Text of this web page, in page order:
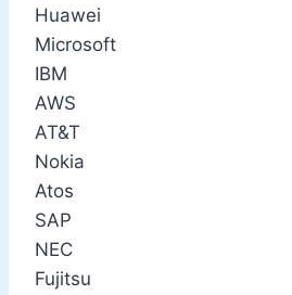
Huawei
Microsoft
IBM
AWS
AT&T
Nokia
Atos
SAP
NEC
Fujitsu